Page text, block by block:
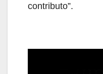
contributo”.